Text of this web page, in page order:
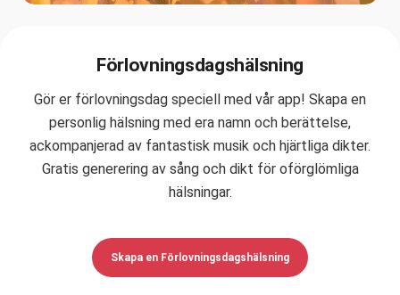
Förlovningsdagshälsning
Gör er förlovningsdag speciell med vår app! Skapa en
personlig hälsning med era namn och berättelse,
ackompanjerad av fantastisk musik och hjärtliga dikter.
Gratis generering av sång och dikt för oförglömliga
hälsningar.
Skapa en Förlovningsdagshälsning